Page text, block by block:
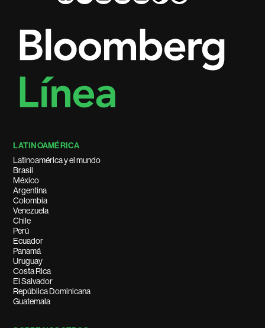
LATINOAMÉRICA
Latinoamérica y el mundo
Brasil
México
Argentina
Colombia
Venezuela
Chile
Perú
Ecuador
Panamá
Uruguay
Costa Rica
El Salvador
República Dominicana
Guatemala